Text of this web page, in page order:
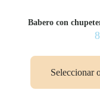
Babero con
Seleccionar